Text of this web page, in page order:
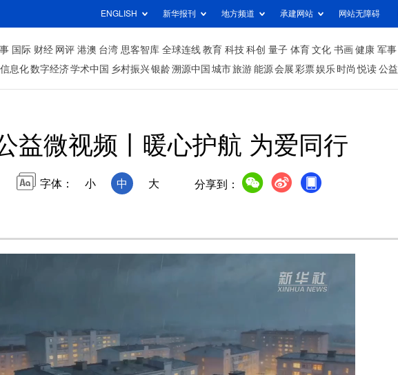
ENGLISH 新华报刊 地方频道 承建网站 网站无障碍
国际 财经 网评 港澳 台湾 思客智库 全球连线 教育 科技 科创 量子 体育 文化 书画 健康 军事
信息化数字经济学术中国 乡村振兴银龄溯源中国 城市旅游 能源 会展 彩票娱乐 时尚 悦读 公益
益微视频丨暖心护航 为爱同行
字体： 小 中 大 分享到：